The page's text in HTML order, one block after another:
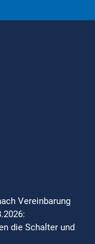
Vereinbarung
die Schalter und